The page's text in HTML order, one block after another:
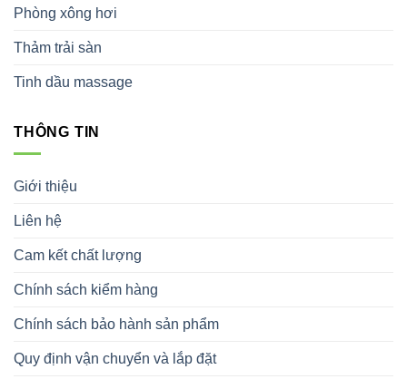
Phòng xông hơi
Thảm trải sàn
Tinh dầu massage
THÔNG TIN
Giới thiệu
Liên hệ
Cam kết chất lượng
Chính sách kiểm hàng
Chính sách bảo hành sản phẩm
Quy định vận chuyển và lắp đặt